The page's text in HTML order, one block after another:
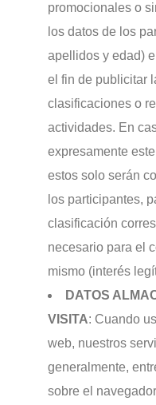
promocionales o
los datos de los
apellidos y edad)
el fin de publicitar
clasificaciones o
actividades. En
expresamente
estos solo serán
los participantes,
clasificación
necesario para el
mismo (interés
DATOS
VISITA: Cuando
web, nuestros
generalmente,
sobre el